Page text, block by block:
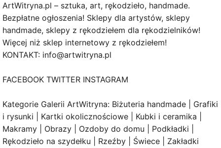
ArtWitryna.pl – sztuka, art, rękodzieło, handmade.
Bezpłatne ogłoszenia! Sklepy dla artystów, sklepy
handmade, sklepy z rękodziełem dla rękodzielników!
Więcej niż sklep internetowy z rękodziełem!
KONTAKT: info@artwitryna.pl
FACEBOOK TWITTER INSTAGRAM
Kategorie Galerii ArtWitryna: Biżuteria handmade | Grafiki
i rysunki | Kartki okolicznościowe | Kubki i ceramika |
Makramy | Obrazy | Ozdoby do domu | Podkładki |
Rękodzieło na szydełku | Rzeźby | Świece | Zakładki